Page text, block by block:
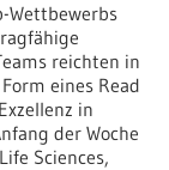
Wettbewerbs
reichten in
eines Read
in
der Woche
Sciences,